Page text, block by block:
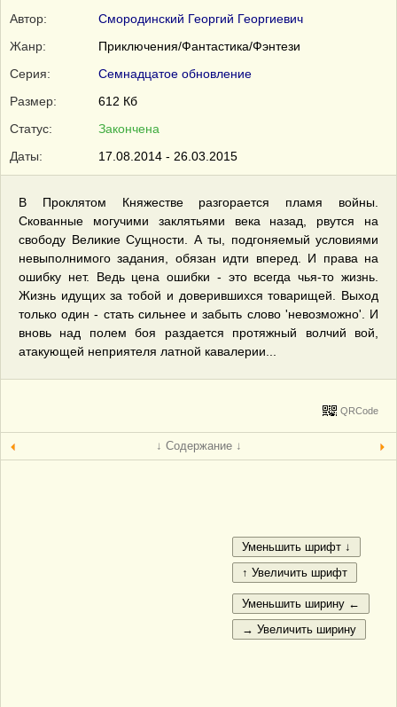
Автор:
Смородинский Георгий Георгиевич
Жанр:
Приключения/Фантастика/Фэнтези
Серия:
Семнадцатое обновление
Размер:
612 Кб
Статус:
Закончена
Даты:
17.08.2014 - 26.03.2015
В Проклятом Княжестве разгорается пламя войны.
Скованные могучими заклятьями века назад, рвутся на
свободу Великие Сущности. А ты, подгоняемый условиями
невыполнимого задания, обязан идти вперед. И права на
ошибку нет. Ведь цена ошибки - это всегда чья-то жизнь.
Жизнь идущих за тобой и доверившихся товарищей. Выход
только один - стать сильнее и забыть слово 'невозможно'. И
вновь над полем боя раздается протяжный волчий вой,
атакующей неприятеля латной кавалерии...
QRCode
↓ Содержание ↓